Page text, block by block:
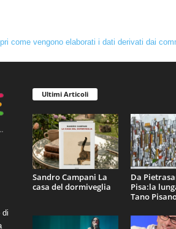
come vengono elaborati i dati derivati dai
di
Ultimi Articoli
Sandro Campani La
casa del dormiveglia
Da
Pisa:la
Tano